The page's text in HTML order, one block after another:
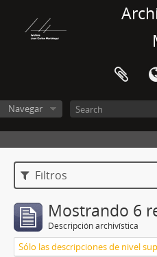
Navegar
Filtros
Mostrando 6
Descripción archivística
Sólo las descripciones de nivel